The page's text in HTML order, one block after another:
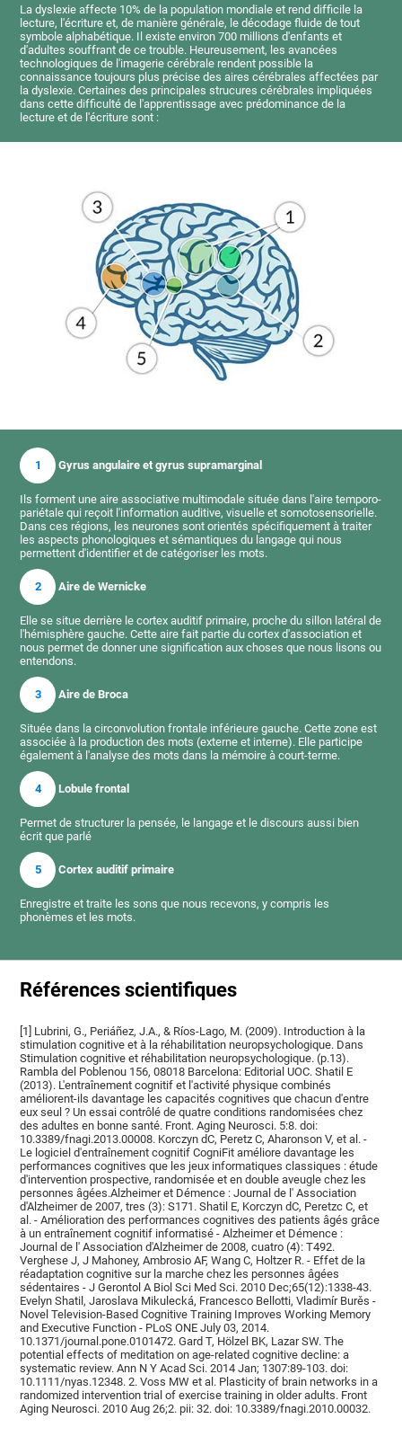
La dyslexie affecte 10% de la population mondiale et rend difficile la
lecture, l'écriture et, de manière générale, le décodage fluide de tout
symbole alphabétique. Il existe environ 700 millions d'enfants et
d'adultes souffrant de ce trouble. Heureusement, les avancées
technologiques de l'imagerie cérébrale rendent possible la
connaissance toujours plus précise des aires cérébrales affectées par
la dyslexie. Certaines des principales strucures cérébrales impliquées
dans cette difficulté de l'apprentissage avec prédominance de la
lecture et de l'écriture sont :
1 Gyrus angulaire et gyrus supramarginal
Ils forment une aire associative multimodale située dans l'aire temporo-
pariétale qui reçoit l'information auditive, visuelle et somotosensorielle.
Dans ces régions, les neurones sont orientés spécifiquement à traiter
les aspects phonologiques et sémantiques du langage qui nous
permettent d'identifier et de catégoriser les mots.
2 Aire de Wernicke
Elle se situe derrière le cortex auditif primaire, proche du sillon latéral de
l'hémisphère gauche. Cette aire fait partie du cortex d'association et
nous permet de donner une signification aux choses que nous lisons ou
entendons.
3 Aire de Broca
Située dans la circonvolution frontale inférieure gauche. Cette zone est
associée à la production des mots (externe et interne). Elle participe
également à l'analyse des mots dans la mémoire à court-terme.
4 Lobule frontal
Permet de structurer la pensée, le langage et le discours aussi bien
écrit que parlé
5 Cortex auditif primaire
Enregistre et traite les sons que nous recevons, y compris les
phonèmes et les mots.
Références scientifiques
[1] Lubrini, G., Periáñez, J.A., & Ríos-Lago, M. (2009). Introduction à la
stimulation cognitive et à la réhabilitation neuropsychologique. Dans
Stimulation cognitive et réhabilitation neuropsychologique. (p.13).
Rambla del Poblenou 156, 08018 Barcelona: Editorial UOC. Shatil E
(2013). L'entraînement cognitif et l'activité physique combinés
améliorent-ils davantage les capacités cognitives que chacun d'entre
eux seul ? Un essai contrôlé de quatre conditions randomisées chez
des adultes en bonne santé. Front. Aging Neurosci. 5:8. doi:
10.3389/fnagi.2013.00008. Korczyn dC, Peretz C, Aharonson V, et al. -
Le logiciel d'entraînement cognitif CogniFit améliore davantage les
performances cognitives que les jeux informatiques classiques : étude
d'intervention prospective, randomisée et en double aveugle chez les
personnes âgées.Alzheimer et Démence : Journal de l' Association
d'Alzheimer de 2007, tres (3): S171. Shatil E, Korczyn dC, Peretzc C, et
al. - Amélioration des performances cognitives des patients âgés grâce
à un entraînement cognitif informatisé - Alzheimer et Démence :
Journal de l' Association d'Alzheimer de 2008, cuatro (4): T492.
Verghese J, J Mahoney, Ambrosio AF, Wang C, Holtzer R. - Effet de la
réadaptation cognitive sur la marche chez les personnes âgées
sédentaires - J Gerontol A Biol Sci Med Sci. 2010 Dec;65(12):1338-43.
Evelyn Shatil, Jaroslava Mikulecká, Francesco Bellotti, Vladimír Burěs -
Novel Television-Based Cognitive Training Improves Working Memory
and Executive Function - PLoS ONE July 03, 2014.
10.1371/journal.pone.0101472. Gard T, Hölzel BK, Lazar SW. The
potential effects of meditation on age-related cognitive decline: a
systematic review. Ann N Y Acad Sci. 2014 Jan; 1307:89-103. doi:
10.1111/nyas.12348. 2. Voss MW et al. Plasticity of brain networks in a
randomized intervention trial of exercise training in older adults. Front
Aging Neurosci. 2010 Aug 26;2. pii: 32. doi: 10.3389/fnagi.2010.00032.